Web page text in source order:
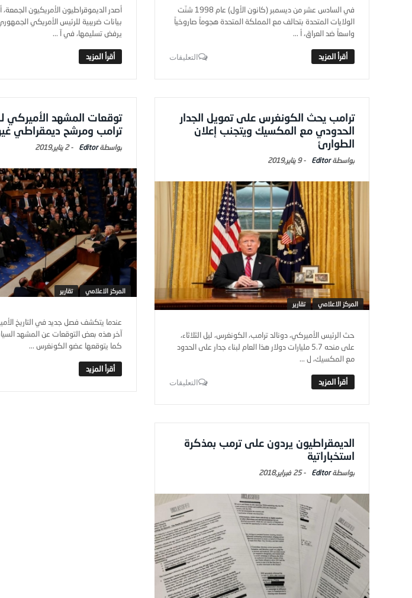
في السادس عشر من ديسمبر (كانون الأول) عام 1998 شنّت
الولايات المتحدة بتحالف مع المملكة المتحدة هجوماً صاروخياً
واسعاً ضد العراق، أ ...
التعليقات
أصدر الديموقراطيون الأمريكيون
بيانات ضريبية للرئيس الأمريكي
يرفض تسليمها، في آ ...
ترامب يحث الكونغرس على تمويل الجدار
الحدودي مع المكسيك ويتجنب إعلان
الطوارئ
Editor
-9 يناير,2019
المركز الاعلامي تقارير
حث الرئيس الأميركي، دونالد ترامب، الكونغرس، ليل الثلاثاء،
على منحه 5.7 مليارات دولار هذا العام لبناء جدار على الحدود
مع المكسيك، ل ...
التعليقات
ترامب ومرشح ديمقراطي
Editor
-2 يناير,2019
المركز الاعلامي تقارير
عندما يتكشف فصل جديد في التاريخ
كما يتوقعها عضو الكونغرس ...
الديمقراطيون يردون على ترمب بمذكرة
استخباراتية
Editor
-25 فبراير,2018